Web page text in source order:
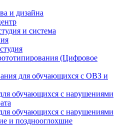
и дизайна
и система
(Цифровое
для обучающихся с ОВЗ и
обучающихся с нарушениями
обучающихся с нарушениями
и позднооглохшие